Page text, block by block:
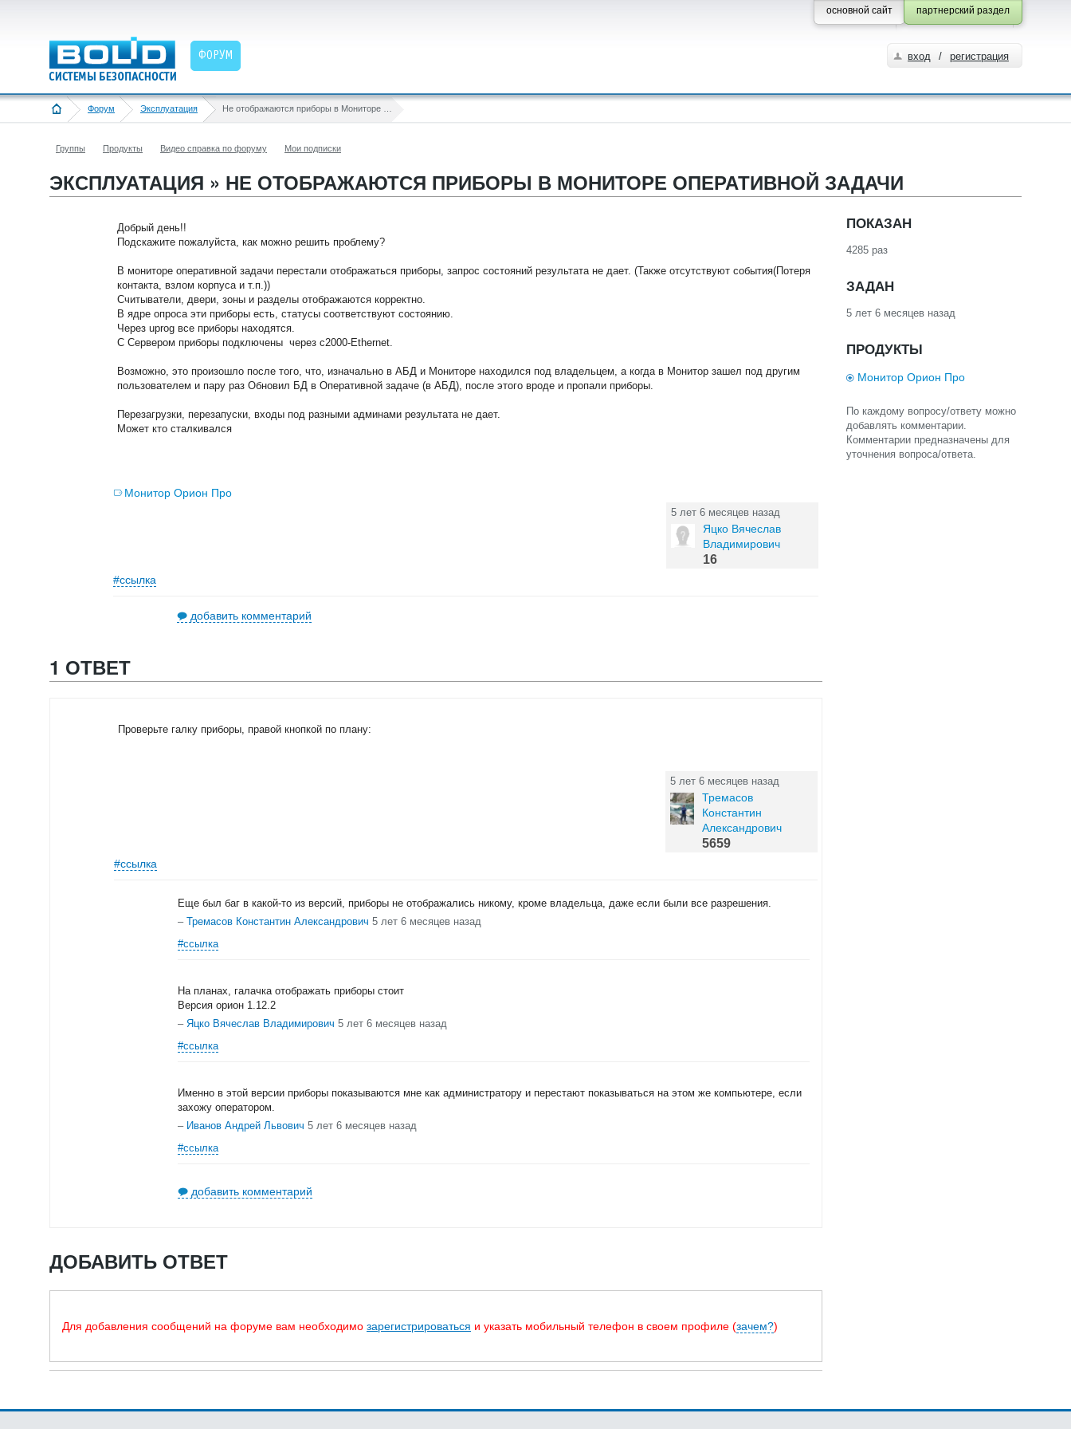
партнерский раздел
основной сайт
ФОРУМ вход / регистрация
Форум Эксплуатация
Группы Продукты Видео справка по форуму Мои подписки
ЭКСПЛУАТАЦИЯ » НЕ ОТОБРАЖАЮТСЯ ПРИБОРЫ В МОНИТОРЕ ОПЕРАТИВНОЙ ЗАДАЧИ
Добрый день!!
Подскажите пожалуйста, как можно решить проблему?
В мониторе оперативной задачи перестали отображаться приборы, запрос состояний результата не дает. (Также отсутствуют события(Потеря
контакта, взлом корпуса и т.п.))
Считыватели, двери, зоны и разделы отображаются корректно.
В ядре опроса эти приборы есть, статусы соответствуют состоянию.
Через uprog все приборы находятся.
С Сервером приборы подключены через с2000-Ethernet.
Возможно, это произошло после того, что, изначально в АБД и Мониторе находился под владельцем, а когда в Монитор зашел под другим
пользователем и пару раз Обновил БД в Оперативной задаче (в АБД), после этого вроде и пропали приборы.
Перезагрузки, перезапуски, входы под разными админами результата не дает.
Может кто сталкивался
Монитор Орион Про
5 лет 6 месяцев назад
Яцко Вячеслав
Владимирович
16
#ссылка
добавить комментарий
1 ОТВЕТ
Проверьте галку приборы, правой кнопкой по плану:
5 лет 6 месяцев назад
Тремасов
Константин
Александрович
5659
#ссылка
Еще был баг в какой-то из версий, приборы не отображались никому, кроме владельца, даже если были все разрешения.
– Тремасов Константин Александрович 5 лет 6 месяцев назад
#ссылка
На планах, галачка отображать приборы стоит
Версия орион 1.12.2
– Яцко Вячеслав Владимирович 5 лет 6 месяцев назад
#ссылка
Именно в этой версии приборы показываются мне как администратору и перестают показываться на этом же компьютере, если
захожу оператором.
– Иванов Андрей Львович 5 лет 6 месяцев назад
#ссылка
добавить комментарий
ДОБАВИТЬ ОТВЕТ
Для добавления сообщений на форуме вам необходимо зарегистрироваться и указать мобильный телефон в своем профиле (зачем?)
ПОКАЗАН
4285 раз
ЗАДАН
5 лет 6 месяцев назад
ПРОДУКТЫ
Монитор Орион Про
По каждому вопросу/ответу можно
добавлять комментарии.
Комментарии предназначены для
уточнения вопроса/ответа.